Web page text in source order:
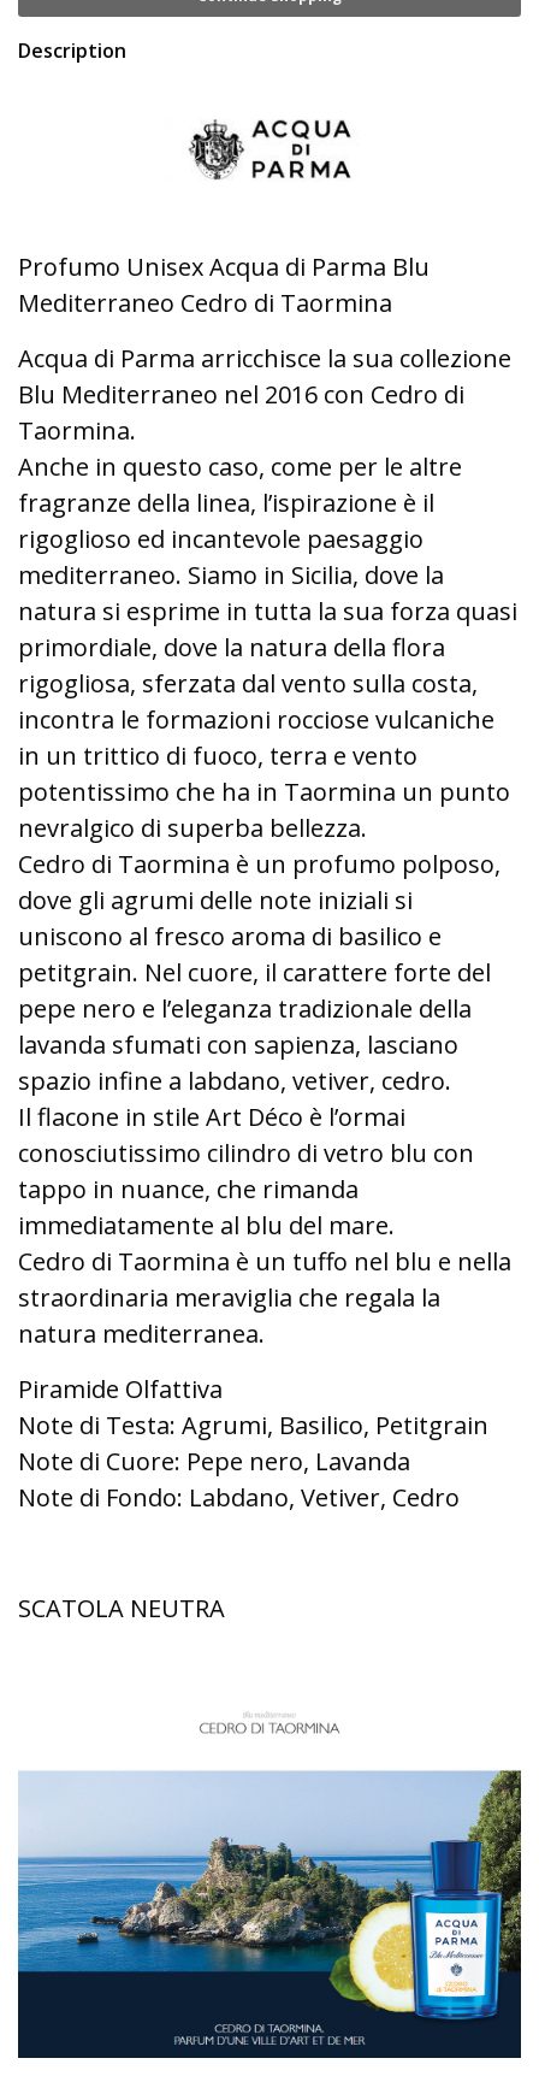
Description
Profumo Unisex Acqua di Parma Blu
Mediterraneo Cedro di Taormina
Acqua di Parma arricchisce la sua collezione
Blu Mediterraneo nel 2016 con Cedro di
Taormina.
Anche in questo caso, come per le altre
fragranze della linea, l’ispirazione è il
rigoglioso ed incantevole paesaggio
mediterraneo. Siamo in Sicilia, dove la
natura si esprime in tutta la sua forza quasi
primordiale, dove la natura della flora
rigogliosa, sferzata dal vento sulla costa,
incontra le formazioni rocciose vulcaniche
in un trittico di fuoco, terra e vento
potentissimo che ha in Taormina un punto
nevralgico di superba bellezza.
Cedro di Taormina è un profumo polposo,
dove gli agrumi delle note iniziali si
uniscono al fresco aroma di basilico e
petitgrain. Nel cuore, il carattere forte del
pepe nero e l’eleganza tradizionale della
lavanda sfumati con sapienza, lasciano
spazio infine a labdano, vetiver, cedro.
Il flacone in stile Art Déco è l’ormai
conosciutissimo cilindro di vetro blu con
tappo in nuance, che rimanda
immediatamente al blu del mare.
Cedro di Taormina è un tuffo nel blu e nella
straordinaria meraviglia che regala la
natura mediterranea.
Piramide Olfattiva
Note di Testa: Agrumi, Basilico, Petitgrain
Note di Cuore: Pepe nero, Lavanda
Note di Fondo: Labdano, Vetiver, Cedro
SCATOLA NEUTRA